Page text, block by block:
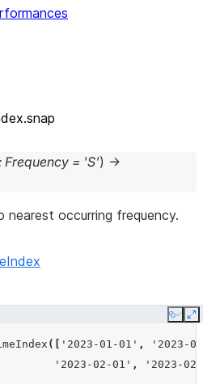
Frequency = 'S') →
nearest occurring frequency.
Copy
([ '2023-01-01' ,
'2023-
'2023-02-01' ,
'2023-